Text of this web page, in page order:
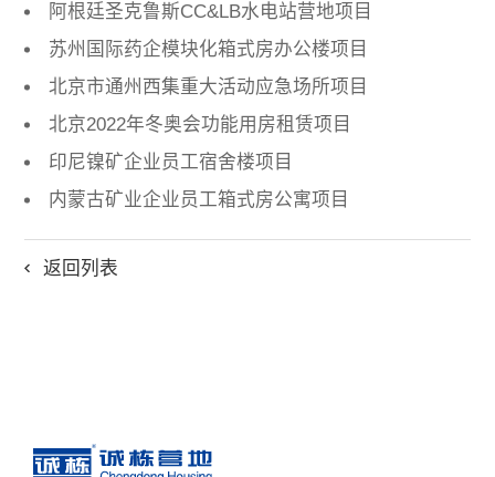
阿根廷圣克鲁斯CC&LB水电站营地项目
苏州国际药企模块化箱式房办公楼项目
北京市通州西集重大活动应急场所项目
北京2022年冬奥会功能用房租赁项目
印尼镍矿企业员工宿舍楼项目
内蒙古矿业企业员工箱式房公寓项目
返回列表